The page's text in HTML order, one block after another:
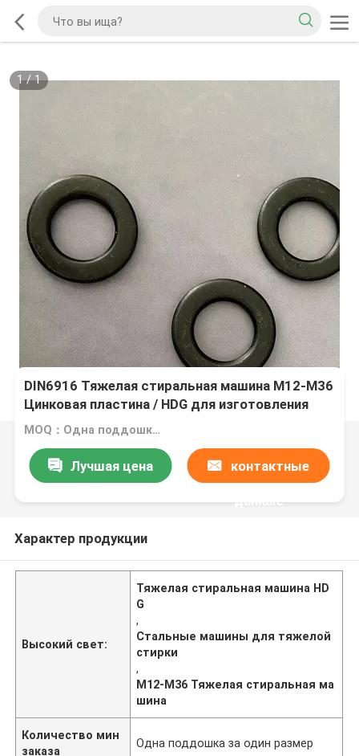
1/1
DIN6916 Тяжелая стиральная машина M12-M36
Цинковая пластина / HDG для изготовления
стали
MOQ：Одна поддошка за один размер
Лучшая цена контактные
данные
Характер продукции
Высокий свет:
Тяжелая стиральная машина HD
G
,
Стальные машины для тяжелой
стирки
,
M12-M36 Тяжелая стиральная ма
шина
Количество мин
заказа
Одна поддошка за один размер